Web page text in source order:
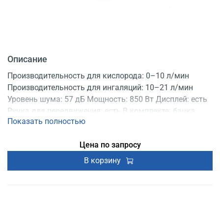
Описание
Производительность для кислорода: 0–10 л/мин
Производительность для ингаляций: 10–21 л/мин
Уровень шума: 57 дБ Мощность: 850 Вт Дисплей: есть
Ручка для передвижения: есть В комплекте: банка
(увлажнитель) 250 мл Доп. выход для ингаляций: есть
Показать полностью
Цена по запросу
В корзину